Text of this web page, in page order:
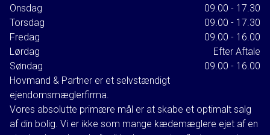
Villaen er beliggende i det eftertragtede Hellerup-kvarter, og byder på
bekvem tilgang til gode indkøbsmuligheder, et væld af spisesteder og
specialforretninger samt kulturelle oplevelser.
Uanset om du ønsker at nyde en afslappet eftermiddag ved kysten eller
udforske de trendy butikker, har du alt inden for rækkevidde.
Fra adressen har man let adgang til offentlig transport, der forbinder dig til
byens puls, samtidig med at du kan trække dig tilbage til din private oase af
komfort.
Onsdag
09.00 - 17.30
Torsdag
09.00 - 17.30
Fredag
09.00 - 16.00
Lørdag
Efter Aftale
Søndag
09.00 - 16.00
Hovmand & Partner er et selvstændigt
ejendomsmæglerfirma.
Vores absolutte primære mål er at skabe et optimalt salg
af din bolig. Vi er ikke som mange kædemæglere ejet af en